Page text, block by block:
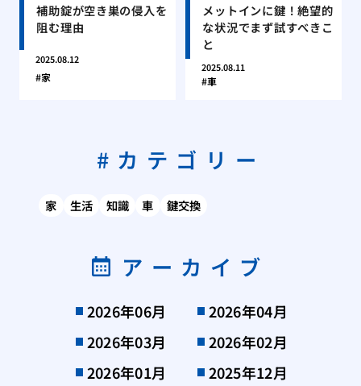
補助錠が空き巣の侵入を
阻む理由
2025.08.12
家
メットインに鍵！絶望的
な状況でまず試すべきこ
と
2025.08.11
車
カテゴリー
家 生活 知識 車 鍵交換
アーカイブ
2026年06月
2026年04月
2026年03月
2026年02月
2026年01月
2025年12月